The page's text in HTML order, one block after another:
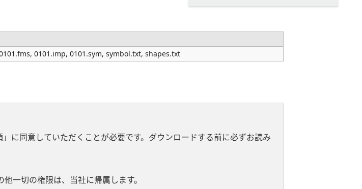
0101.imp, 0101.sym, symbol.txt, shapes.txt
に同意していただくことが必要です。ダウンロードする前に必ずお読み
一切の権限は、当社に帰属します。